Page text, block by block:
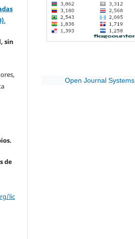
.
sin
de
lic
Open Journal Systems